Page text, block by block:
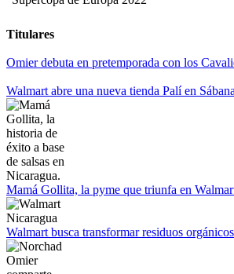
11 al 21 de agosto:
Empieza La Liga 2022-2023
Titulares
Omier debuta en pretemporada con los
Walmart abre una nueva tienda Palí en
Mamá Gollita, la pyme que triunfa en
Walmart busca transformar residuos